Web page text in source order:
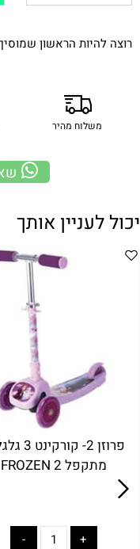
רוצה להיות הראשון
משלוח מהיר
יכול לעניין אותך
פרוזן 2-
מתקפל FROZEN 2